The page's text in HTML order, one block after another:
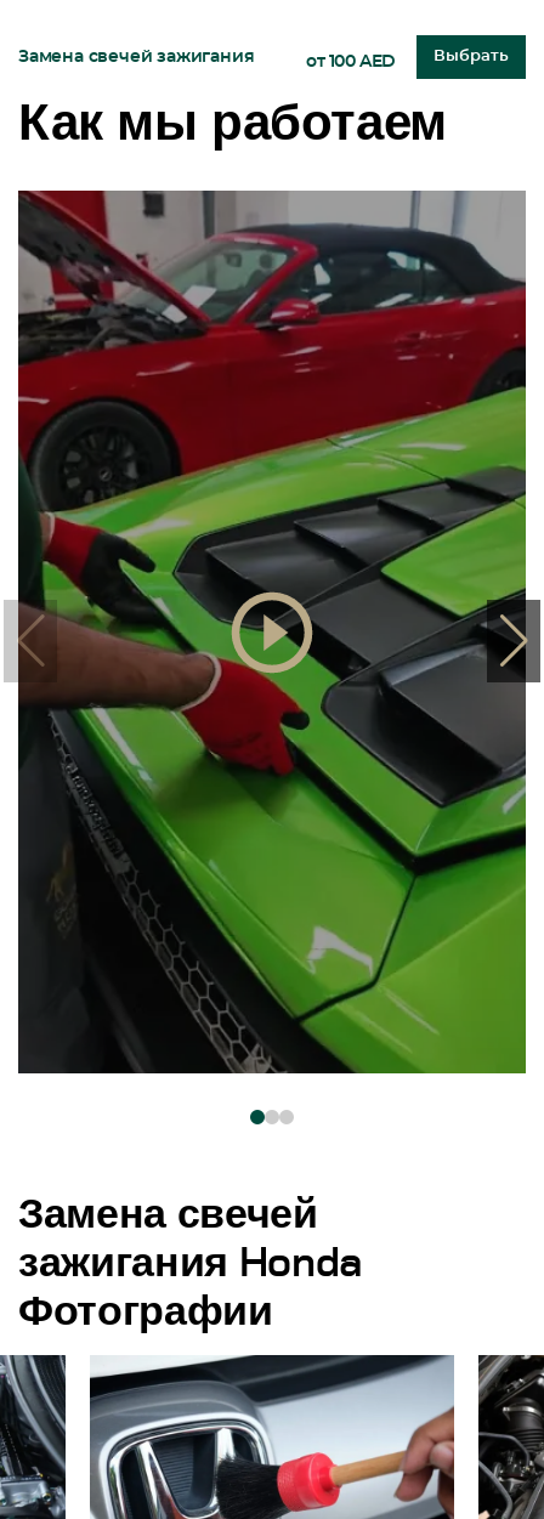
Замена свечей зажигания от 100 AED Выбрать
Как мы работаем
Замена свечей
зажигания Honda
Фотографии